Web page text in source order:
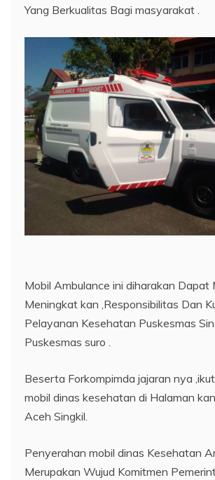
Yang Berkualitas Bagi masyarakat .
Mobil Ambulance ini diharakan Dapat
Meningkat kan ,Responsibilitas Dan
Pelayanan Kesehatan Puskesmas
Puskesmas suro .
Beserta Forkompimda jajaran nya
mobil dinas kesehatan di Halaman
Aceh Singkil.
Penyerahan mobil dinas Kesehatan
Merupakan Wujud Komitmen